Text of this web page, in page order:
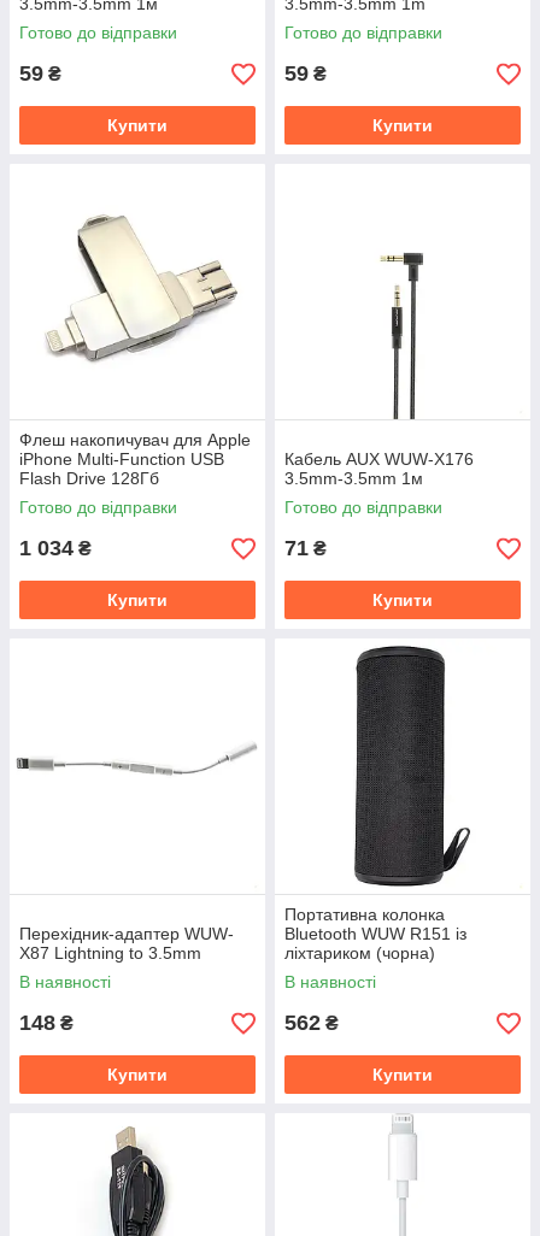
Готово до відправки
59 ₴
Купити
Готово до відправки
59 ₴
Купити
Флеш накопичувач для Apple
iPhone Multi-Function USB
Flash Drive 128Гб
Готово до відправки
1 034 ₴
Купити
Кабель AUX WUW-X176
3.5mm-3.5mm 1м
Готово до відправки
71 ₴
Купити
Перехідник-адаптер WUW-
X87 Lightning to 3.5mm
В наявності
148 ₴
Купити
Портативна колонка
Bluetooth WUW R151 із
ліхтариком (чорна)
В наявності
562 ₴
Купити